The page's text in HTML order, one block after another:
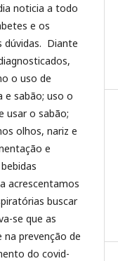
noticia a todo
e os
dúvidas. Diante
o uso de
e sabão; uso o
usar o sabão;
olhos, nariz e
e
acrescentamos
buscar
se que as
prevenção de
do covid-